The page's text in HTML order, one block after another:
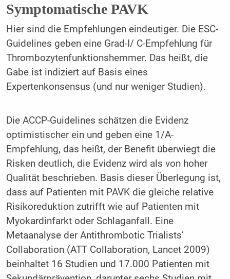
Symptomatische PAVK
Hier sind die Empfehlungen eindeutiger. Die ESC-
Guidelines geben eine Grad-I/ C-Empfehlung für
Thrombozytenfunktionshemmer. Das heißt, die
Gabe ist indiziert auf Basis eines
Expertenkonsensus (und nur weniger Studien).
Die ACCP-Guidelines schätzen die Evidenz
optimistischer ein und geben eine 1/A-
Empfehlung, das heißt, der Benefit überwiegt die
Risken deutlich, die Evidenz wird als von hoher
Qualität beschrieben. Basis dieser Überlegung ist,
dass auf Patienten mit PAVK die gleiche relative
Risikoreduktion zutrifft wie auf Patienten mit
Myokardinfarkt oder Schlaganfall. Eine
Metaanalyse der Antithrombotic Trialists’
Collaboration (ATT Collaboration, Lancet 2009)
beinhaltet 16 Studien und 17.000 Patienten mit